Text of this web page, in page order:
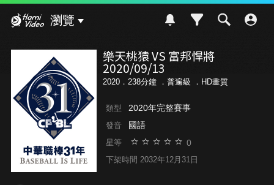
瀏覽
樂天桃猿 VS 富邦悍將
2020/09/13
2020．238分鐘 ． 普遍級 ．HD畫質
類型 2020年完整賽事
發音 國語
星等 0
下架時間 2032年12月31日